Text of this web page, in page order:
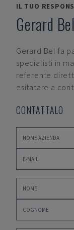
IL TUO
Gerard Bel
Gerard Bel fa
specialisti in
referente
esitatare a
CONTATTALO